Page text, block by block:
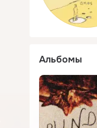
Альбомы